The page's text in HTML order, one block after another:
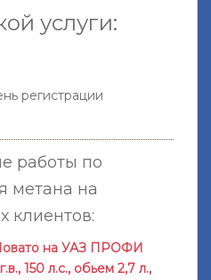
услуги:
регистрации
работы по
метана на
клиентов:
на УАЗ ПРОФИ
150 л.с., обьем 2,7 л.,